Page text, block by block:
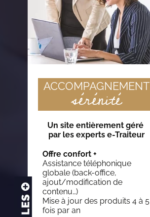
ACCOMPAGNEMENT
sérénité
Un site entièrement géré
par les experts e-Traiteur
Offre confort +
Assistance téléphonique
globale (back-office,
ajout/modification de
contenu…)
Mise à jour des produits 4 à 5
fois par an